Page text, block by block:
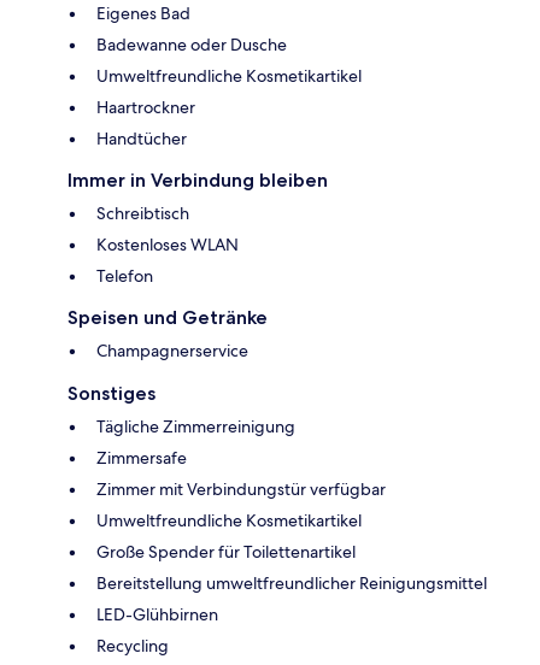
Eigenes Bad
Badewanne oder Dusche
Umweltfreundliche Kosmetikartikel
Haartrockner
Handtücher
Immer in Verbindung bleiben
Schreibtisch
Kostenloses WLAN
Telefon
Speisen und Getränke
Champagnerservice
Sonstiges
Tägliche Zimmerreinigung
Zimmersafe
Zimmer mit Verbindungstür verfügbar
Umweltfreundliche Kosmetikartikel
Große Spender für Toilettenartikel
Bereitstellung umweltfreundlicher Reinigungsmittel
LED-Glühbirnen
Recycling